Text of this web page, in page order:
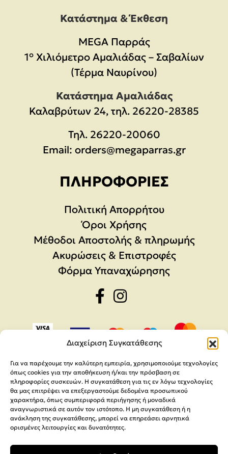
Διαχείριση Συγκατάθεσης
Για να παρέχουμε την καλύτερη εμπειρία, χρησιμοποιούμε τεχνολογίες
όπως cookies για την αποθήκευση ή/και την πρόσβαση σε
πληροφορίες συσκευών. Η συγκατάθεση για τις εν λόγω τεχνολογίες
θα μας επιτρέψει να επεξεργαστούμε δεδομένα προσωπικού
χαρακτήρα, όπως συμπεριφορά περιήγησης ή μοναδικά
αναγνωριστικά σε αυτόν τον ιστότοπο. Η μη συγκατάθεση ή η
ανάκληση της συγκατάθεσης, μπορεί να επηρεάσει αρνητικά
ορισμένες λειτουργίες και δυνατότητες.
Κατάστημα & Έκθεση
MEGA Παρράς
1° Χιλιόμετρο Αμαλιάδας – Σαβαλίων
(Τέρμα Ναυρίνου)
Κατάστημα Αμαλιάδας
Καλαβρύτων 24, τηλ. 26220-28385
Τηλ. 26220-20060
Email: orders@megaparras.gr
ΠΛΗΡΟΦΟΡΊΕΣ
Πολιτική Απορρήτου
Όροι Χρήσης
Μέθοδοι Αποστολής & πληρωμής
Ακυρώσεις & Επιστροφές
Φόρμα Υπαναχώρησης
Copyright 2026,